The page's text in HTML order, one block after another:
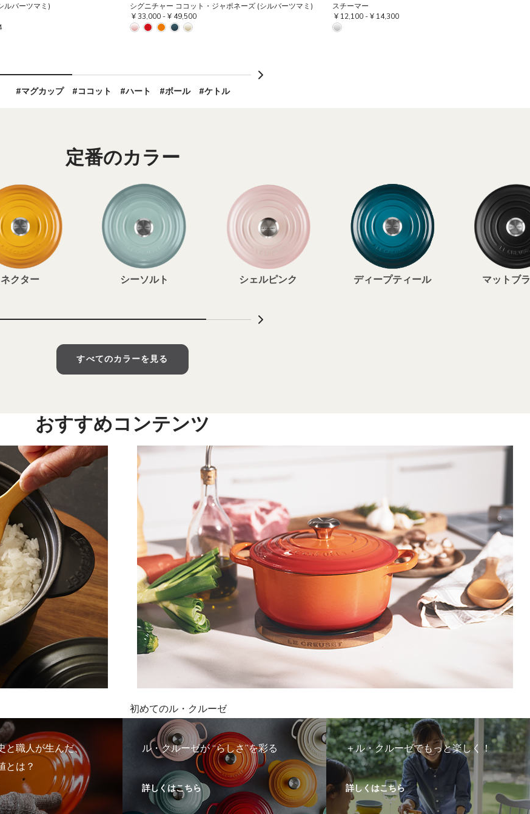
ルバーツマミ)
シグニチャー ココット・ジャポネーズ (シルバーツマミ)
¥ 33,000-¥ 49,500
スチーマー
¥ 12,100-¥ 14,300
#マグカップ #ココット #ハート #ボール #ケトル
定番のカラー
ネクター シーソルト シェルピンク ディープティール マットブ
すべてのカラーを見る
おすすめコンテンツ
初めてのル・クルーゼ
と職人が生んだ、
とは？
ル・クルーゼが “らしさ”を彩る
詳しくはこちら
＋ル・クルーゼでもっと楽しく！
詳しくはこちら